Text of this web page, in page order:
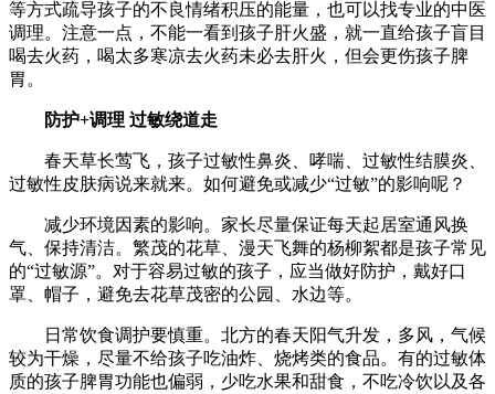
等方式疏导孩子的不良情绪积压的能量，也可以找专业的中医
调理。注意一点，不能一看到孩子肝火盛，就一直给孩子盲目
喝去火药，喝太多寒凉去火药未必去肝火，但会更伤孩子脾
胃。
防护+调理 过敏绕道走
春天草长莺飞，孩子过敏性鼻炎、哮喘、过敏性结膜炎、
过敏性皮肤病说来就来。如何避免或减少“过敏”的影响呢？
减少环境因素的影响。家长尽量保证每天起居室通风换
气、保持清洁。繁茂的花草、漫天飞舞的杨柳絮都是孩子常见
的“过敏源”。对于容易过敏的孩子，应当做好防护，戴好口
罩、帽子，避免去花草茂密的公园、水边等。
日常饮食调护要慎重。北方的春天阳气升发，多风，气候
较为干燥，尽量不给孩子吃油炸、烧烤类的食品。有的过敏体
质的孩子脾胃功能也偏弱，少吃水果和甜食，不吃冷饮以及各